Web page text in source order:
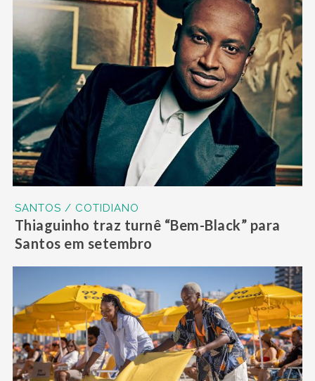
SANTOS / COTIDIANO
Thiaguinho traz turnê “Bem-Black” para
Santos em setembro